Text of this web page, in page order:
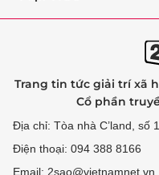
Trang tin tức giải trí xã
Cổ phần
Địa chỉ: Tòa nhà C’land, số
Điện thoại: 094 388 8166
Email: 2sao@vietnamnet.vn